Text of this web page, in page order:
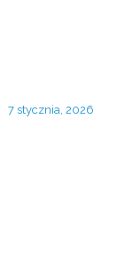
7 stycznia, 2026